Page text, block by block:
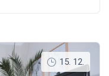
15. 12.